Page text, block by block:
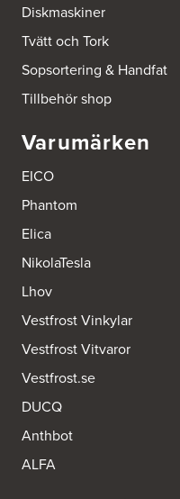
Ballingslöv Hässleholm
Stoby Måleri AB
Tel.:0046-725286480
Okvägen 6
Stoby Måleri AB
281 51 Hässleholm
http://www.ballingslov.se
Ballingslöv Jönköping
553 03 Jönköping
http://www.ballingslov.se
136 49 Vega
http://www.ballingslov.se
Diskmaskiner
Tvätt och Tork
Sopsortering & Handfat
Tillbehör shop
Varumärken
EICO
Phantom
Elica
NikolaTesla
Lhov
Vestfrost Vinkylar
Vestfrost Vitvaror
Vestfrost.se
DUCQ
Anthbot
ALFA